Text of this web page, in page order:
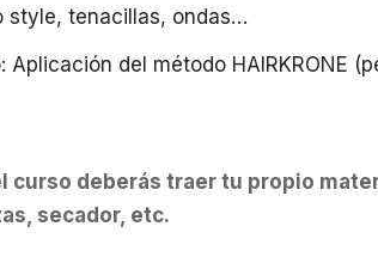
style, tenacillas, ondas…
Aplicación del método HAIRKRONE
curso deberás traer tu propio
secador, etc.